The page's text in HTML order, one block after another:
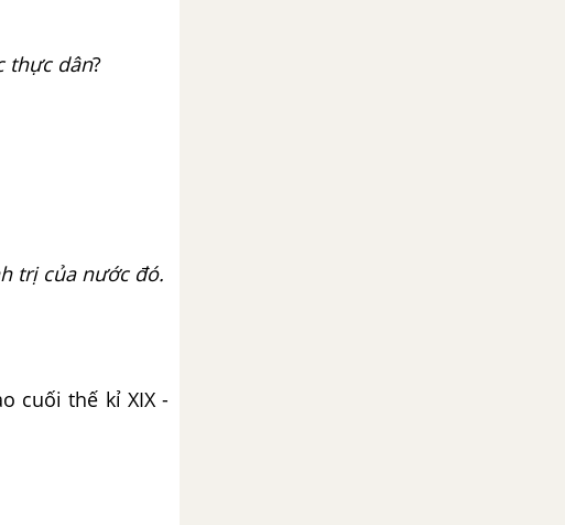
thực dân?
trị của nước đó.
cuối thế kỉ XIX -